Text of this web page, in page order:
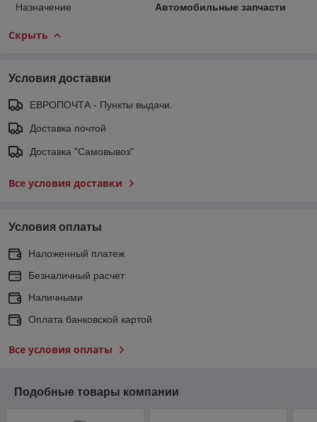
Назначение
Автомобильные запчасти
Скрыть
Условия доставки
ЕВРОПОЧТА - Пункты выдачи.
Доставка почтой
Доставка "Самовывоз"
Все условия доставки
Условия оплаты
Наложенный платеж
Безналичный расчет
Наличными
Оплата банковской картой
Все условия оплаты
Подобные товары компании